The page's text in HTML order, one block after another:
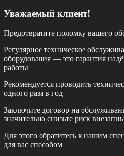
Уважаемый клиент!
Предотвратите поломку вашего
Регулярное техническое
оборудования — это гарантия
работы
Рекомендуется проводить
одного раза в год
Заключите договор на
значительно снизьте риск
Для этого обратитесь к нашим
для вас способом